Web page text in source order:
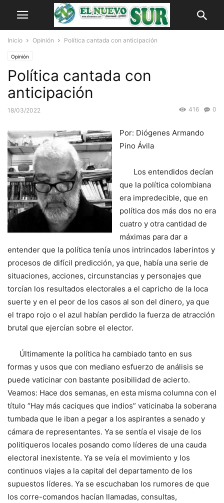
Inicio Opinión Política cantada con anticipación
Opinión
Política cantada con
anticipación
18/03/2022 0
416
Por: Diógenes Armando
Pino Ávila
Los entendidos decían
que la política colombiana
era impredecible, que en
política dos más dos no era
cuatro y otra cantidad de
máximas para dar a
entender que la política tenía unos intrincados laberintos y
procesos de difícil predicción, ya que, había una serie de
situaciones, acciones, circunstancias y personajes que
torcían los resultados electorales a el capricho de la loca
suerte y en el peor de los casos al son del dinero, ya que
el trapo rojo o el azul habían perdido la fuerza de atracción
brutal que ejercían sobre el elector.
Últimamente la política ha cambiado tanto en sus
formas y usos que con mediano esfuerzo de análisis se
puede vaticinar con bastante posibilidad de acierto.
Veamos: Hace dos semanas, en esta misma columna con el
título “Hay más caciques que indios” vaticinaba la soberana
tumbada que le iban a pegar a los aspirantes a senado y
cámara de representantes. Ya se sentía el visaje de los
politiqueros locales posando como líderes de una cauda
electoral inexistente. Ya se veía el movimiento y los
continuos viajes a la capital del departamento de los
supuestos líderes. Ya se escuchaban los rumores de que
los corre-comandos hacían llamadas, consultas,